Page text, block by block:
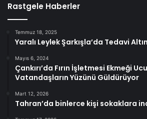
Rastgele Haberler
Temmuz 18, 2025
Yaralı Leylek Şarkışla’da Tedavi
Mayıs 6, 2024
Çankırı’da Fırın İşletmesi Ekmeği
Vatandaşların Yüzünü Güldürüyor
Mart 12, 2026
Tahran’da binlerce kişi sokaklara